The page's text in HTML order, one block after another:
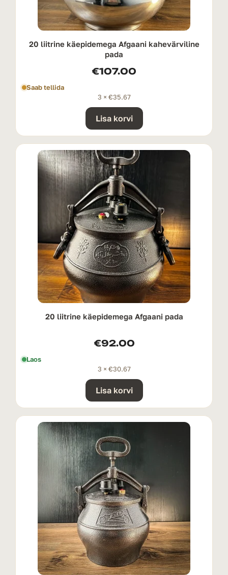
20 liitrine käepidemega Afgaani kahevärviline
pada
€107.00
Saab tellida
3 × €35.67
Lisa korvi
20 liitrine käepidemega Afgaani pada
€92.00
Laos
3 × €30.67
Lisa korvi